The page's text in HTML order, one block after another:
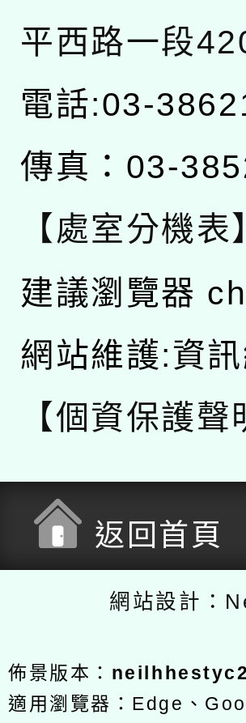
平西路一段
電話:03-
傳真：03-
【處室分機表
建議瀏覽器
網站維護:資訊
【個資保護聲
返回首頁
網站設計：
佈景版本：
適用瀏覽器：Edge、